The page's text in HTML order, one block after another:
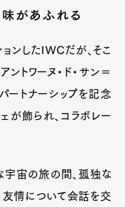
があふれる
ンしたIWCだが、そこ
トワーヌ・ド・サン＝
ートナーシップを記念
が飾られ、コラボレー
宙の旅の間、孤独な
友情について会話を交